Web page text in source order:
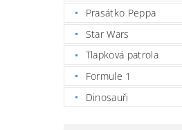
Prasátko Peppa
Star Wars
Tlapková patrola
Formule 1
Dinosauři